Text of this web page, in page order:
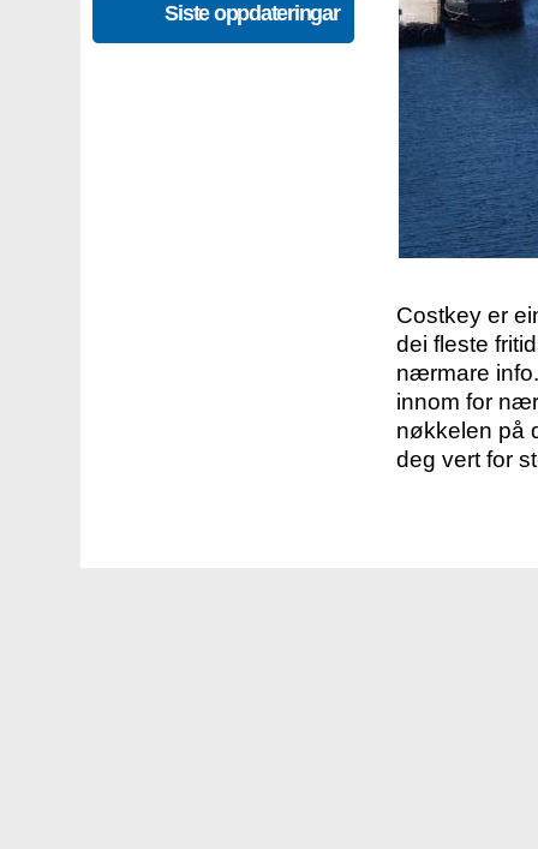
Siste oppdateringar
Costkey er
dei fleste
nærmare
innom for
nøkkelen på
deg vert for